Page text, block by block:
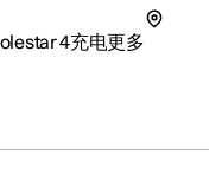
4充电更多